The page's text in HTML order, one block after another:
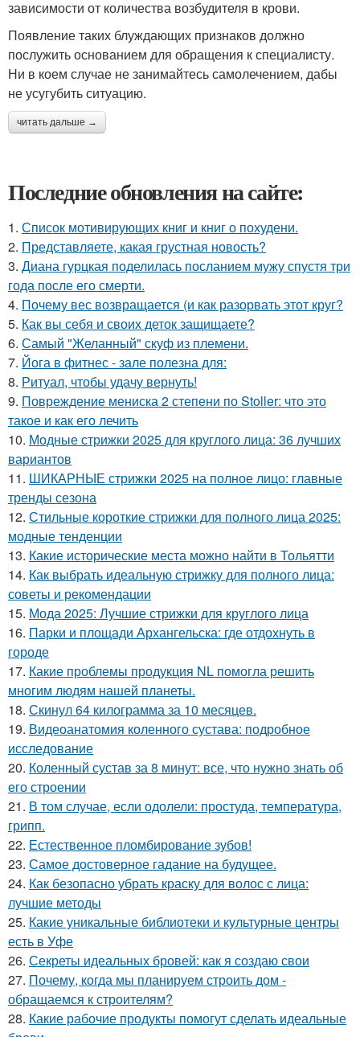
зависимости от количества возбудителя в крови.
Появление таких блуждающих признаков должно
послужить основанием для обращения к специалисту.
Ни в коем случае не занимайтесь самолечением, дабы
не усугубить ситуацию.
читать дальше →
Последние обновления на сайте:
1. Список мотивирующих книг и книг о похудени.
2. Представляете, какая грустная новость?
3. Диана гурцкая поделилась посланием мужу спустя три
года после его смерти.
4. Почему вес возвращается (и как разорвать этот круг?
5. Как вы себя и своих деток защищаете?
6. Самый "Желанный" скуф из племени.
7. Йога в фитнес - зале полезна для:
8. Ритуал, чтобы удачу вернуть!
9. Повреждение мениска 2 степени по Stoller: что это
такое и как его лечить
10. Модные стрижки 2025 для круглого лица: 36 лучших
вариантов
11. ШИКАРНЫЕ стрижки 2025 на полное лицо: главные
тренды сезона
12. Стильные короткие стрижки для полного лица 2025:
модные тенденции
13. Какие исторические места можно найти в Тольятти
14. Как выбрать идеальную стрижку для полного лица:
советы и рекомендации
15. Мода 2025: Лучшие стрижки для круглого лица
16. Парки и площади Архангельска: где отдохнуть в
городе
17. Какие проблемы продукция NL помогла решить
многим людям нашей планеты.
18. Скинул 64 килограмма за 10 месяцев.
19. Видеоанатомия коленного сустава: подробное
исследование
20. Коленный сустав за 8 минут: все, что нужно знать об
его строении
21. В том случае, если одолели: простуда, температура,
грипп.
22. Естественное пломбирование зубов!
23. Самое достоверное гадание на будущее.
24. Как безопасно убрать краску для волос с лица:
лучшие методы
25. Какие уникальные библиотеки и культурные центры
есть в Уфе
26. Секреты идеальных бровей: как я создаю свои
27. Почему, когда мы планируем строить дом -
обращаемся к строителям?
28. Какие рабочие продукты помогут сделать идеальные